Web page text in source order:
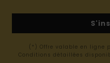
(*) Offre valable en ligne
Conditions détaillées